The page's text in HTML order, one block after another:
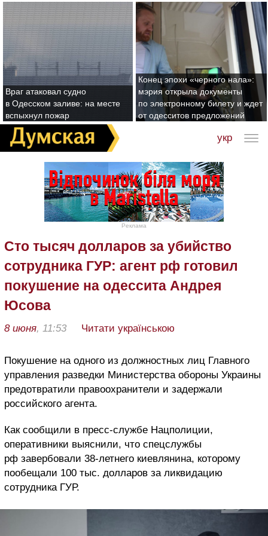
Враг атаковал судно
в Одесском заливе: на месте
вспыхнул пожар
Конец эпохи «черного нала»:
мэрия открыла документы
по электронному билету и ждет
от одесситов предложений
укр
Реклама
Сто тысяч долларов за убийство
сотрудника ГУР: агент рф готовил
покушение на одессита Андрея
Юсова
8 июня, 11:53 Читати українською
Покушение на одного из должностных лиц Главного
управления разведки Министерства обороны Украины
предотвратили правоохранители и задержали
российского агента.
Как сообщили в пресс-службе Нацполиции,
оперативники выяснили, что спецслужбы
рф завербовали 38-летнего киевлянина, которому
пообещали 100 тыс. долларов за ликвидацию
сотрудника ГУР.